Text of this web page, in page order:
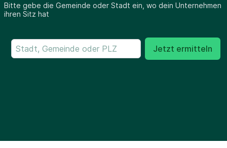
Bitte gebe die Gemeinde oder Stadt ein, wo dein Unternehmen
ihren Sitz hat
Jetzt ermitteln